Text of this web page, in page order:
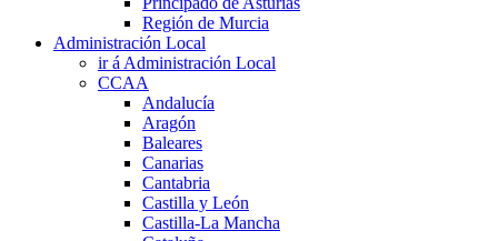
Región de Murcia
Administración Local
ir á Administración Local
CCAA
Andalucía
Aragón
Baleares
Canarias
Cantabria
Castilla y León
Castilla-La Mancha